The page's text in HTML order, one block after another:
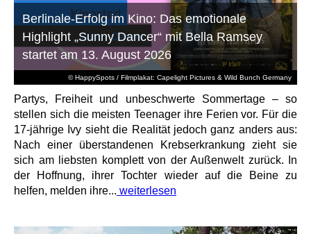
© HappySpots / Filmplakat: Capelight Pictures & Wild Bunch Germany
Berlinale-Erfolg im Kino: Das emotionale
Highlight „Sunny Dancer“ mit Bella Ramsey
startet am 13. August 2026
Partys, Freiheit und unbeschwerte Sommertage – so
stellen sich die meisten Teenager ihre Ferien vor. Für die
17-jährige Ivy sieht die Realität jedoch ganz anders aus:
Nach einer überstandenen Krebserkrankung zieht sie
sich am liebsten komplett von der Außenwelt zurück. In
der Hoffnung, ihrer Tochter wieder auf die Beine zu
helfen, melden ihre... weiterlesen